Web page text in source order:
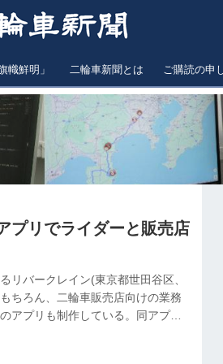
幟鮮明」 二輪車新聞とは ご購読の申
プリでライダーと販売店
リバークレイン(東京都世田谷区、
ちろん、二輪車販売店向けの業務
アプリも制作している。同アプリ
に携わった担当者二人に話を聞い